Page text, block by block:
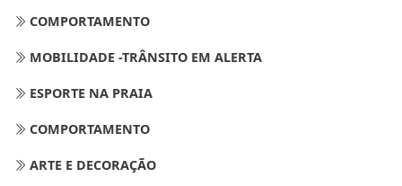
COMPORTAMENTO
MOBILIDADE -TRÂNSITO EM ALERTA
ESPORTE NA PRAIA
COMPORTAMENTO
ARTE E DECORAÇÃO